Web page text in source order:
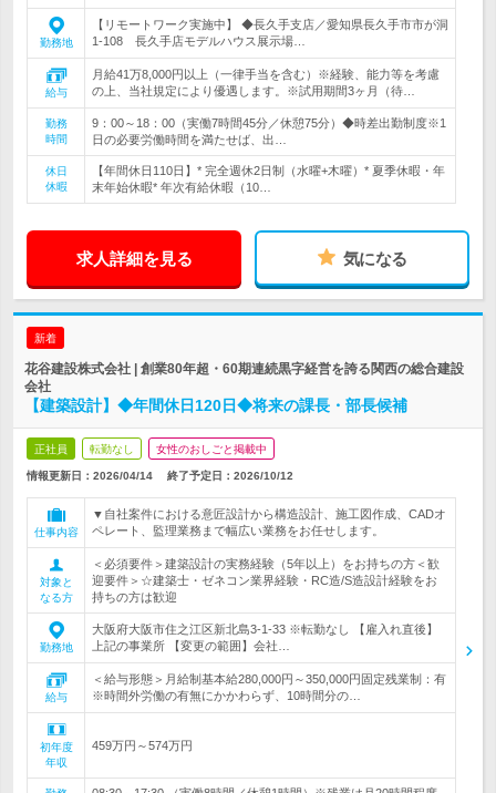
勤務地
【リモートワーク実施中】 ◆長久手支店／愛知県長久手市市が洞
1-108 長久手店モデルハウス展示場…
給与
月給41万8,000円以上（一律手当を含む）※経験、能力等を考慮
の上、当社規定により優遇します。※試用期間3ヶ月（待…
勤務
時間
9：00～18：00（実働7時間45分／休憩75分）◆時差出勤制度※1
日の必要労働時間を満たせば、出…
休日
休暇
【年間休日110日】* 完全週休2日制（水曜+木曜）* 夏季休暇・年
末年始休暇* 年次有給休暇（10…
求人詳細を見る 気になる
新着
花谷建設株式会社 | 創業80年超・60期連続黒字経営を誇る関西の総合建設
会社
【建築設計】◆年間休日120日◆将来の課長・部長候補
正社員 転勤なし 女性のおしごと掲載中
情報更新日：2026/04/14 終了予定日： 2026/10/12
仕事内容
▼自社案件における意匠設計から構造設計、施工図作成、CADオ
ペレート、監理業務まで幅広い業務をお任せします。
対象と
なる方
＜必須要件＞建築設計の実務経験（5年以上）をお持ちの方＜歓
迎要件＞☆建築士・ゼネコン業界経験・RC造/S造設計経験をお
持ちの方は歓迎
勤務地
大阪府大阪市住之江区新北島3-1-33 ※転勤なし 【雇入れ直後】
上記の事業所 【変更の範囲】会社…
給与
＜給与形態＞月給制基本給280,000円～350,000円固定残業制：有
※時間外労働の有無にかかわらず、10時間分の…
初年度
年収
459万円～574万円